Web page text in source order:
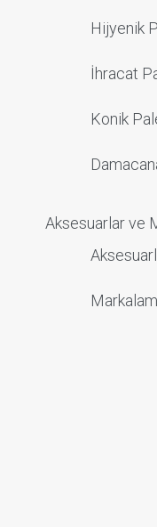
Hijyenik
İhracat
Konik
Aksesuarlar ve